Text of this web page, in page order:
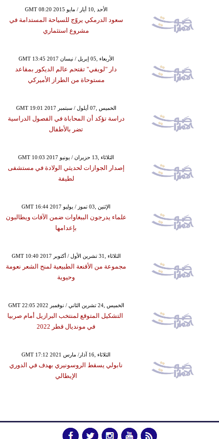
GMT 08:20 2015 الأحد ,10 أيار / مايو
سعود الدرمكي يروّج للسياحة المستدامة في
مشروع استثماري
GMT 13:45 2017 الأربعاء ,05 إبريل / نيسان
دار "لويفي" تقتحم عالم الديكور بمقاعد
مستوحاة من الطراز الأميركي
GMT 19:01 2017 الخميس ,07 أيلول / سبتمبر
دراسة تؤكد أن المحاباة في الفصول الدراسية
تضر بالأطفال
GMT 10:03 2017 الثلاثاء ,13 حزيران / يونيو
إصدار الجوازات لحديثي الولادة في مستشفى
لطيفة
GMT 16:44 2017 الإثنين ,03 تموز / يوليو
علماء يدرجون الببغاوات ضمن الآفات ويطالبون
بإعدامها
GMT 10:40 2017 الثلاثاء ,31 تشرين الأول / أكتوبر
مجموعة من الأقنعة الطبيعية لمنح الشعر نعومة
وحيوية
GMT 22:05 2022 الخميس ,24 تشرين الثاني / نوفمبر
التشكيل المتوقع لمنتخب البرازيل أمام صربيا
في مونديال قطر 2022
GMT 17:12 2021 الثلاثاء ,16 آذار/ مارس
نابولي يسقط الروسونيري بهدف في الدوري
الإيطالي